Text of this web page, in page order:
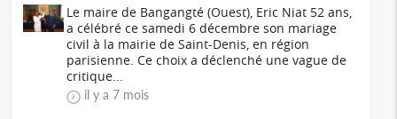
Le maire de Bangangté (Ouest), Eric Niat 52 ans,
a célébré ce samedi 6 décembre son mariage
civil à la mairie de Saint-Denis, en région
parisienne. Ce choix a déclenché une vague de
critique...
il y a 7 mois